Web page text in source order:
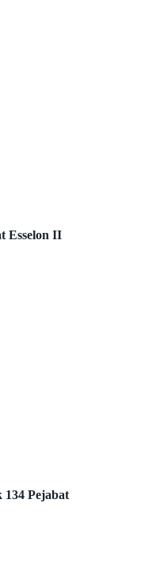
Esselon II
Pejabat